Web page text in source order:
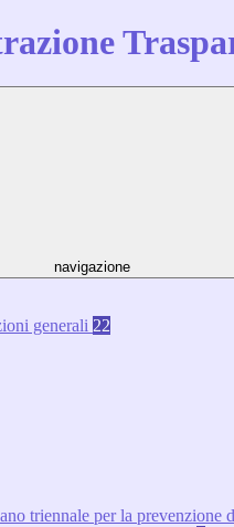
navigazione
generali 22
triennale per la prevenzione